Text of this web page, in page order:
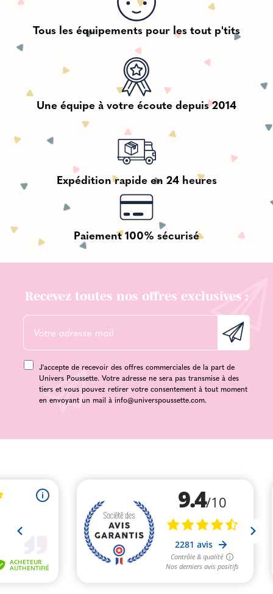
Tous les équipements pour les tout p'tits
Une équipe à votre écoute depuis 2014
Expédition rapide en 24 heures
Paiement 100% sécurisé
Recevez toutes nos offres exclusives :
J'accepte de recevoir des offres commerciales de la part de
Univers Poussette. Votre adresse ne sera pas transmise à des
tiers et vous pouvez retirer votre consentement à tout moment
en envoyant un mail à info@universpoussette.com.